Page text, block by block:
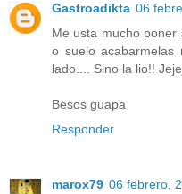
Gastroadikta 06
Me usta mucho
o suelo
lado.... Sino la lio!!
Besos guapa
Responder
marox79 06 febrero,